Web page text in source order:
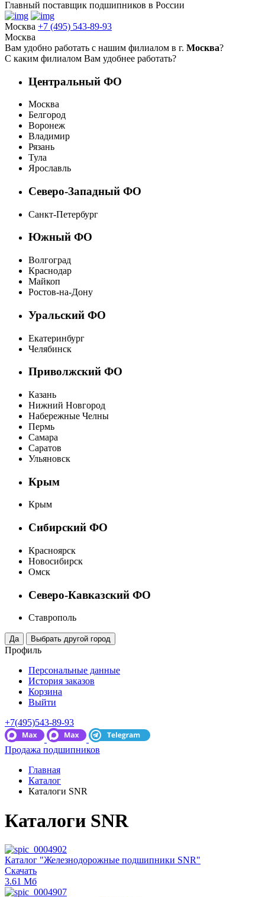
Главный поставщик подшипников в России
Москва +7 (495) 543-89-93
Москва
Вам удобно работать с нашим филиалом в г. Москва?
С каким филиалом Вам удобнее работать?
Центральный ФО
Москва
Белгород
Воронеж
Владимир
Рязань
Тула
Ярославль
Северо-Западный ФО
Санкт-Петербург
Южный ФО
Волгоград
Краснодар
Майкоп
Ростов-на-Дону
Уральский ФО
Екатеринбург
Челябинск
Приволжский ФО
Казань
Нижний Новгород
Набережные Челны
Пермь
Самара
Саратов
Ульяновск
Крым
Крым
Сибирский ФО
Красноярск
Новосибирск
Омск
Северо-Кавказский ФО
Ставрополь
Профиль
Персональные данные
История заказов
Корзина
Выйти
+7(495)543-89-93
Продажа подшипников
Главная
Каталог
Каталоги SNR
Каталоги SNR
Каталог "Железнодорожные подшипники SNR"
Скачать
3.61‬ Мб